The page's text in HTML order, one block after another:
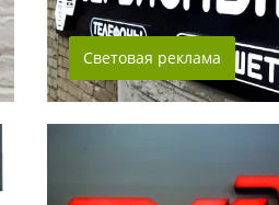
Световая реклама